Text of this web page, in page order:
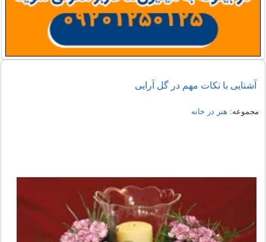
آشنایی با نکات مهم در گل آرایی
مجموعه: هنر در خانه